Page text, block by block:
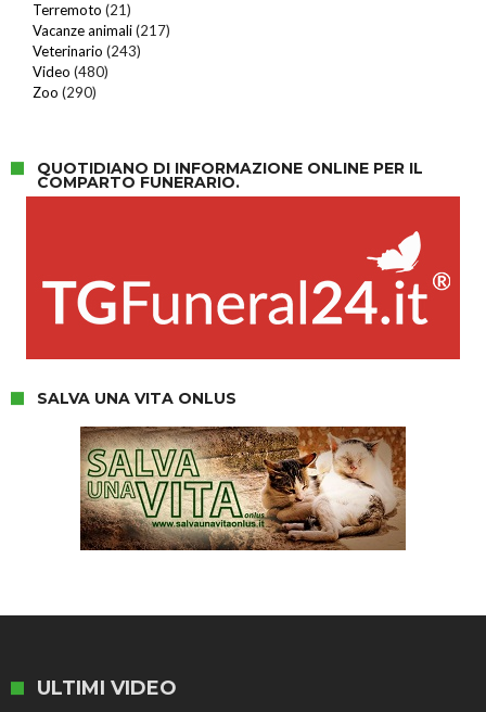
Terremoto (21)
Vacanze animali(217)
Veterinario (243)
Video (480)
Zoo (290)
QUOTIDIANO DI INFORMAZIONE ONLINE PER IL
COMPARTO FUNERARIO.
SALVA UNA VITA ONLUS
ULTIMI VIDEO